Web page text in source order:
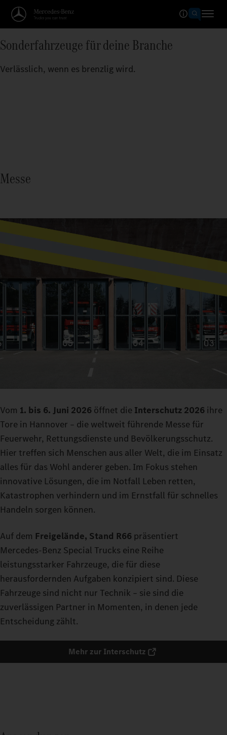
Sonderfahrzeuge für deine Branche
Verlässlich, wenn es brenzlig wird.
Messe
Vom 1. bis 6. Juni 2026 öffnet die Interschutz 2026 ihre
Tore in Hannover – die weltweit führende Messe für
Feuerwehr, Rettungsdienste und Bevölkerungsschutz.
Hier treffen sich Menschen aus aller Welt, die im Einsatz
alles für das Wohl anderer geben. Im Fokus stehen
innovative Lösungen, die im Notfall Leben retten,
Katastrophen verhindern und im Ernstfall für schnelles
Handeln sorgen können.
Auf dem Freigelände, Stand R66 präsentiert
Mercedes‑Benz Special Trucks eine Reihe
leistungsstarker Fahrzeuge, die für diese
herausfordernden Aufgaben konzipiert sind. Diese
Fahrzeuge sind nicht nur Technik – sie sind die
zuverlässigen Partner in Momenten, in denen jede
Entscheidung zählt.
Mehr zur Interschutz